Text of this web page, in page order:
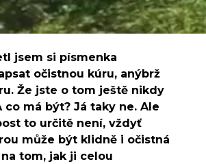
jsem si písmenka
očistnou kúru, anýbrž
Že jste o tom ještě nikdy
co má být? Já taky ne. Ale
to určitě není, vždyť
může být klidně i očistná
na tom, jak ji celou